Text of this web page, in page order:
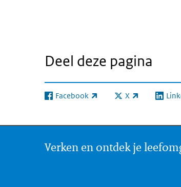
Deel deze pagina
Facebook
(externe link) X
(externe link)
Verken en ontdek je